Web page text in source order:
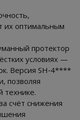
их оптимальным
протектор
условиях —
Версия SH‑4****
позволяя
технике.
счёт снижения